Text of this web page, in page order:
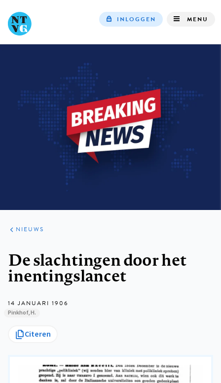
INLOGGEN MENU
ARTIKELEN
HET
KORT
NIEUWS
De slachtingen door het
inentingslancet
14 JANUARI 1906
Pinkhof, H.
Citeren